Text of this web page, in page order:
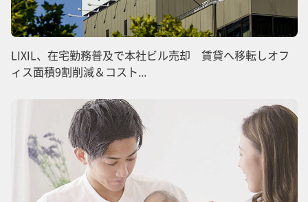
LIXIL、在宅勤務普及で本社ビル売却 賃貸へ移転しオフ
ィス面積9割削減＆コスト...